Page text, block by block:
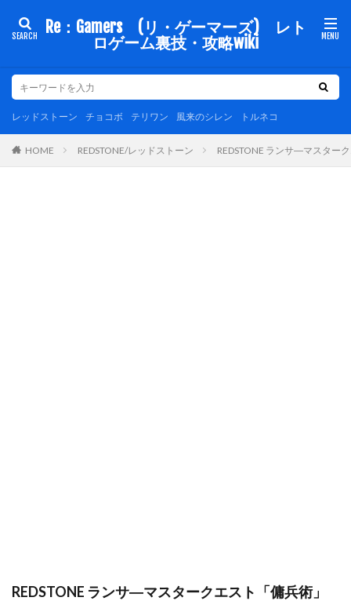
Re：Gamers (リ・ゲーマーズ) レト
ロゲーム裏技・攻略wiki
レッドストーン チョコボ テリワン 風来のシレン トルネコ
HOME REDSTONE/レッドストーン REDSTONE ランサ―マスター
REDSTONE ランサ―マスタークエスト「傭兵術」